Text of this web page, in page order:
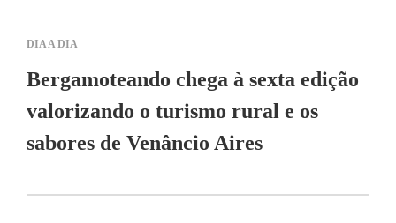
DIA A DIA
Bergamoteando chega à sexta edição
valorizando o turismo rural e os
sabores de Venâncio Aires